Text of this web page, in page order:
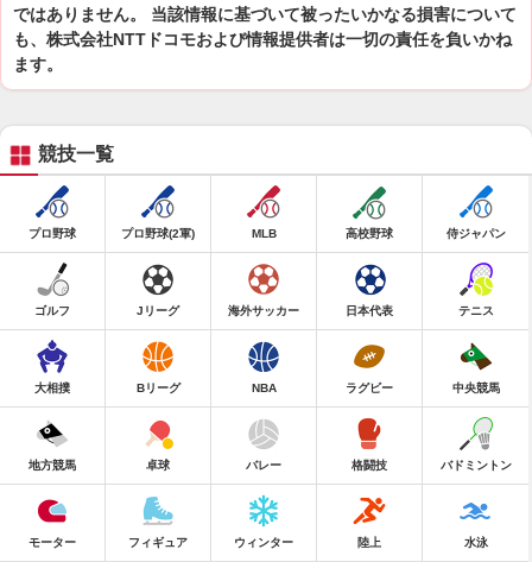
ではありません。 当該情報に基づいて被ったいかなる損害について
も、株式会社NTTドコモおよび情報提供者は一切の責任を負いかね
ます。
競技一覧
プロ野球 プロ野球(2軍) MLB 高校野球 侍ジャパン
ゴルフ Jリーグ 海外サッカー 日本代表 テニス
大相撲 Bリーグ NBA ラグビー 中央競馬
地方競馬 卓球 バレー 格闘技 バドミントン
モーター フィギュア ウィンター 陸上 水泳